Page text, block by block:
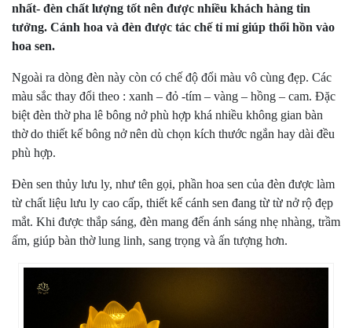
nhất- đèn chất lượng tốt nên được nhiều khách hàng tin
tưởng. Cánh hoa và đèn được tác chế tỉ mỉ giúp thổi hồn vào
hoa sen.
Ngoài ra dòng đèn này còn có chế độ đổi màu vô cùng đẹp. Các
màu sắc thay đổi theo : xanh – đỏ -tím – vàng – hồng – cam. Đặc
biệt đèn thờpha lê bông nở phù hợp khá nhiều không gian bàn
thờ do thiết kế bông nở nên dù chọn kích thước ngắn hay dài đều
phù hợp.
Đèn sen thủy lưu ly, như tên gọi, phần hoa sen của đèn được làm
từ chất liệu lưu ly cao cấp, thiết kế cánh sen đang từ từ nở rộ đẹp
mắt. Khi được thắp sáng, đèn mang đến ánh sáng nhẹ nhàng, trầm
ấm, giúp bàn thờ lung linh, sang trọng và ấn tượng hơn.